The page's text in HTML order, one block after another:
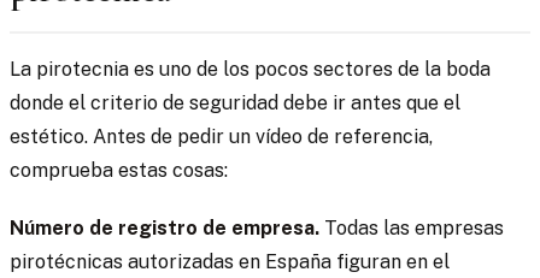
La pirotecnia es uno de los pocos sectores de la boda
donde el criterio de seguridad debe ir antes que el
estético. Antes de pedir un vídeo de referencia,
comprueba estas cosas:
Número de registro de empresa. Todas las empresas
pirotécnicas autorizadas en España figuran en el